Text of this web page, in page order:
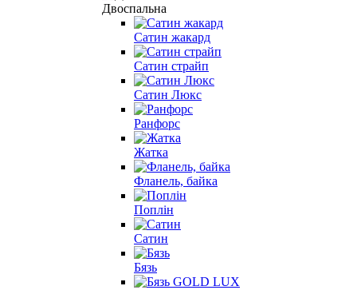
Двоспальна
Сатин жакард
Сатин страйп
Сатин Люкс
Ранфорс
Жатка
Фланель, байка
Поплін
Сатин
Бязь